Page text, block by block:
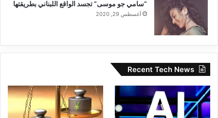
“سامي جو موسى” تجسد الواقع اللبناني بطريقتها
أغسطس 29, 2020
Recent Tech News